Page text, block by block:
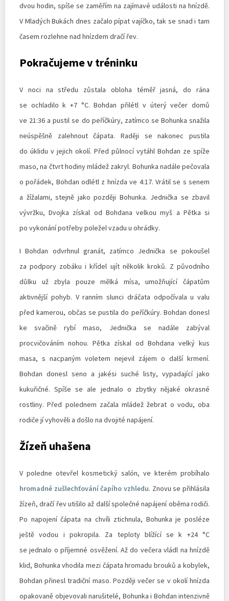
dvou hodin, spíše se zaměřím na zajímavé události na hnízdě.
V Mladých Bukách dnes začalo pípat vajíčko, tak se snad i tam
časem rozlehne nad hnízdem dračí řev.
Pokračujeme v tréninku
V noci na středu zůstala obloha téměř jasná, do rána
se ochladilo k +7 °C. Bohdan přilétl v úterý večer domů
ve 21:36 a pustil se do peříčkúry, zatímco se Bohunka snažila
neúspěšně zalehnout čápata. Raději se nakonec pustila
do úklidu v jejich okolí. Před půlnocí vytáhl Bohdan ze spíže
maso, na čtvrt hodiny mládež zakryl. Bohunka nadále pečovala
o pořádek, Bohdan odlétl z hnízda ve 4:17. Vrátil se s senem
a žížalami, stejně jako později Bohunka. Jednička se zbavil
vývržku, Dvojka získal od Bohdana velkou myš a Pětka si
po vykonání potřeby poležel vzadu u ohrádky.
I Bohdan odvrhnul granát, zatímco Jednička se pokoušel
za podpory zobáku i křídel ujít několik kroků. Z původního
důlku už zbyla pouze mělká mísa, umožňující čápatům
aktivnější pohyb. V ranním slunci dráčata odpočívala u valu
před kamerou, občas se pustila do peříčkúry. Bohdan donesl
ke svačině rybí maso, Jednička se nadále zabýval
procvičováním nohou. Pětka získal od Bohdana velký kus
masa, s nacpaným voletem nejevil zájem o další krmení.
Bohdan donesl seno a jakési suché listy, vypadající jako
kukuřičné. Spíše se ale jednalo o zbytky nějaké okrasné
rostliny. Před polednem začala mládež žebrat o vodu, oba
rodiče jí vyhověli a došlo na dvojité napájení.
Žízeň uhašena
V poledne otevřel kosmetický salón, ve kterém probíhalo
hromadné zušlechťování čapího vzhledu. Znovu se přihlásila
žízeň, dračí řev utišilo až další společné napájení oběma rodiči.
Po napojení čápata na chvíli ztichnula, Bohunka je posléze
ještě vodou i pokropila. Za teploty blížící se k +24 °C
se jednalo o příjemné osvěžení. Až do večera vládl na hnízdě
klid, Bohunka vhodila mezi čápata hromadu brouků a kobylek,
Bohdan přinesl tradiční maso. Později večer se v okolí hnízda
opakovaně objevovali narušitelé, Bohunka i Bohdan intenzivně